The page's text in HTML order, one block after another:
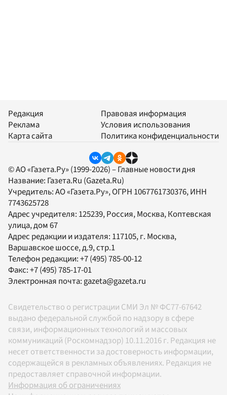
Редакция
Реклама
Карта сайта
Правовая информация
Условия использования
Политика конфиденциальности
© АО «Газета.Ру» (1999-2026) – Главные новости дня
Название: Газета.Ru (Gazeta.Ru)
Учредитель:АО «Газета.Ру», ОГРН 1067761730376, ИНН
7743625728
Адрес учредителя: 125239, Россия, Москва, Коптевская
улица, дом 67
Адрес редакции и издателя: 117105, г. Москва,
Варшавское шоссе, д.9, стр.1
Телефон редакции:+7 (495) 785-00-12
Факс:+7 (495) 785-17-01
Электронная почта: gazeta@gazeta.ru
Свидетельство о регистрации СМИ Эл № ФС77-67642
выдано федеральной службой по надзору в сфере
связи, информационных технологий и массовых
коммуникаций (Роскомнадзор) 10.11.2016 г. Редакция не
несет ответственности за достоверность информации,
содержащейся в рекламных объявлениях. Редакция не
предоставляет справочной информации.
Информация об ограничениях